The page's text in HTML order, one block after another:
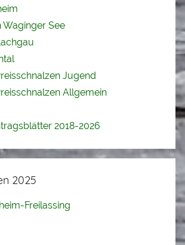
Waginger See
Jugend
Allgemein
2018-2026
2025
Freilassing